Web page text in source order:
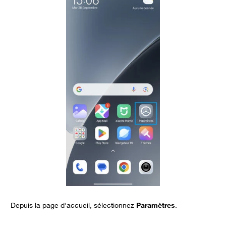
Depuis la page d'accueil, sélectionnez Paramètres.